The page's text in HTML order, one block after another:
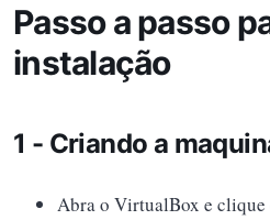
Passo a passo
instalação
1 - Criando a
Abra o VirtualBox e clique